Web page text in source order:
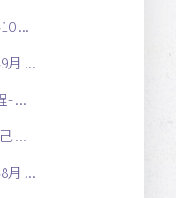
...
月 ...
- ...
...
月 ...